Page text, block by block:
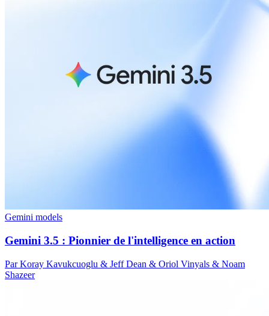
Gemini models
Gemini 3.5 : Pionnier de l'intelligence en action
Par Koray Kavukcuoglu & Jeff Dean & Oriol Vinyals & Noam
Shazeer